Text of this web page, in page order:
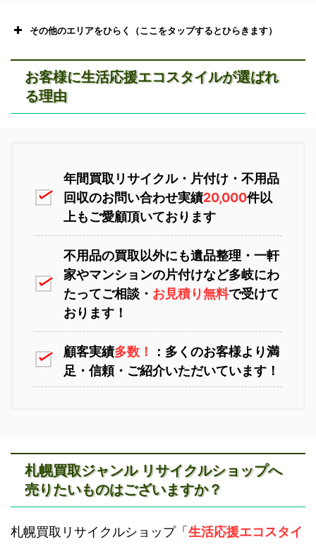
その他のエリアをひらく（ここをタップするとひらきます）
苫小牧不用品回収 室蘭不用品回収
お客様に生活応援エコスタイルが選ばれ
る理由
年間買取リサイクル・片付け・不用品
回収のお問い合わせ実績20,000件以
上もご愛顧頂いております
不用品の買取以外にも遺品整理・一軒
家やマンションの片付けなど多岐にわ
たってご相談・ お見積り無料で受けて
おります！
顧客実績多数！
：多くのお客様より満
足・信頼・ご紹介いただいています！
札幌買取ジャンル リサイクルショップへ
売りたいものはございますか？
札幌買取リサイクルショップ「生活応援エコスタイ